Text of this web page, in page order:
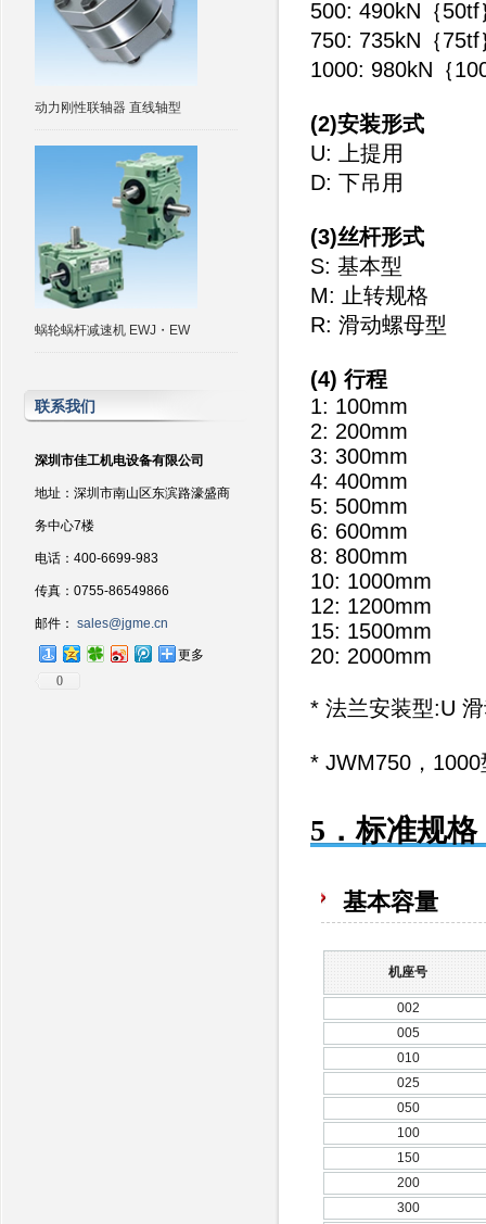
动力刚性联轴器 直线轴型
蜗轮蜗杆减速机 EWJ・EW
联系我们
深圳市佳工机电设备有限公司
地址：深圳市南山区东滨路濠盛商
务中心7楼
电话：400-6699-983
传真：0755-86549866
邮件： sales@jgme.cn
更多
0
500: 490kN｛50tf
750: 735kN｛75tf
1000: 980kN｛
(2)安装形式
U: 上提用
D: 下吊用
(3)丝杆形式
S: 基本型
M: 止转规格
R: 滑动螺母型
(4) 行程
1: 100mm
2: 200mm
3: 300mm
4: 400mm
5: 500mm
6: 600mm
8: 800mm
10: 1000mm
12: 1200mm
15: 1500mm
20: 2000mm
* 法兰安装型:U
* JWM750，
5．标准规格
基本容量
机座号
002
005
010
025
050
100
150
200
300